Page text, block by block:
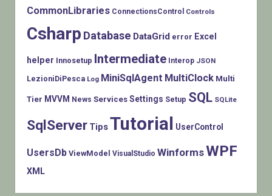
CommonLibraries ConnectionsControl Controls
Csharp Database DataGrid error Excel
helper Innosetup Intermediate Interop JSON
LezioniDiPesca Log MiniSqlAgent MultiClock Multi
Tier MVVM News Services Settings Setup SQL SQLite
SqlServer TipsTutorial UserControl
UsersDb ViewModel VisualStudio WinformsWPF
XML